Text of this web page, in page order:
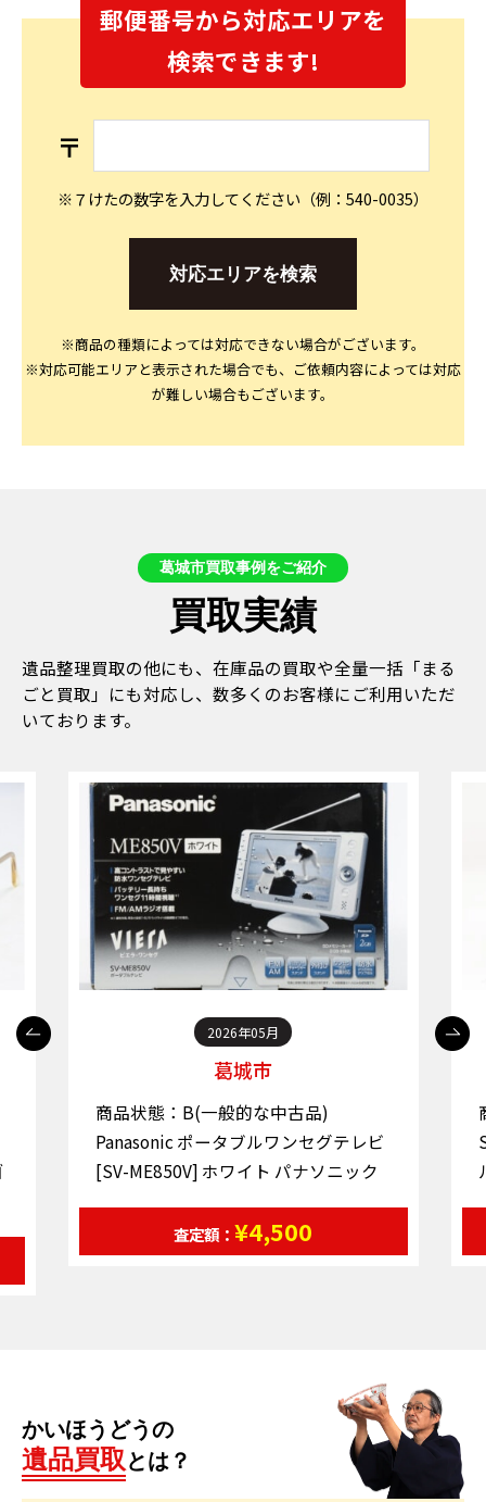
郵便番号から対応エリアを
検索できます!
〒
※７けたの数字を入力してください（例：540-0035）
対応エリアを検索
※商品の種類によっては対応できない場合がございます。
※対応可能エリアと表示された場合でも、ご依頼内容によっては対応
が難しい場合もございます。
葛城市買取事例をご紹介
買取実績
遺品整理買取の他にも、在庫品の買取や全量一括「まる
ごと買取」にも対応し、数多くのお客様にご利用いただ
いております。
2026年05月
葛城市
商品状態：B(一般的な中古品)
Panasonic ポータブルワンセグテレビ
[SV-ME850V] ホワイト パナソニック
査定額： ¥4,500
かいほうどうの
遺品買取 とは？